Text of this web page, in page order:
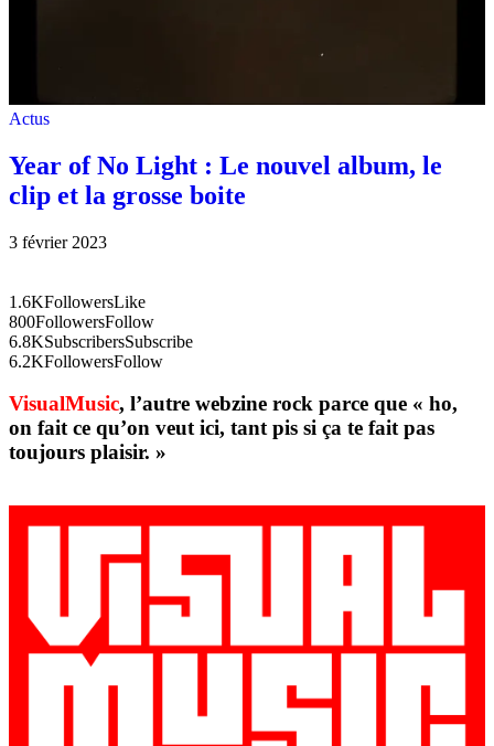
Actus
Year of No Light : Le nouvel album, le
clip et la grosse boite
3 février 2023
1.6KFollowersLike
800FollowersFollow
6.8KSubscribersSubscribe
6.2KFollowersFollow
VisualMusic, l’autre webzine rock parce que « ho,
on fait ce qu’on veut ici, tant pis si ça te fait pas
toujours plaisir. »